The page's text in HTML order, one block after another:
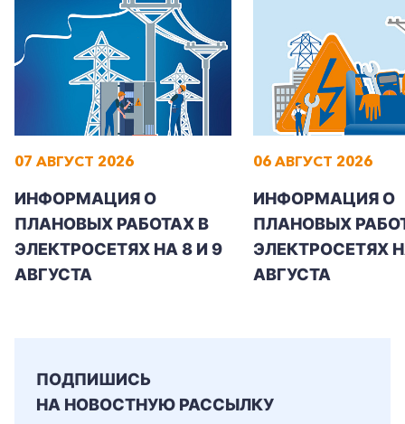
+7-800-700-24-57
Заказать обратный звонок
Частным клиентам
Корпоративным клиентам
07 АВГУСТ 2026
ИНФОРМАЦИЯ О
ПЛАНОВЫХ РАБОТАХ В
ЭЛЕКТРОСЕТЯХ НА 8 И 9
АВГУСТА
06 АВГУСТ 2026
ИНФОРМАЦИЯ О
ПЛАНОВЫХ
ЭЛЕКТРОСЕТЯХ
АВГУСТА
ПОДПИШИСЬ
НА НОВОСТНУЮ РАССЫЛКУ